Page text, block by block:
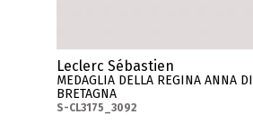
Leclerc Sébastien
MEDAGLIA DELLA REGINA ANNA DI
BRETAGNA
S-CL3175_3092